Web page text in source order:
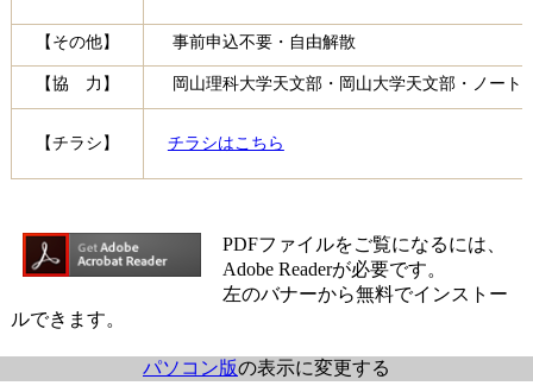
【その他】 事前申込不要・自由解散
【協 力】 岡山理科大学天文部・岡山大学天文部・ノート
【チラシ】 チラシはこちら
PDFファイルをご覧になるには、
Adobe Readerが必要です。
左のバナーから無料でインストー
ルできます。
パソコン版の表示に変更する